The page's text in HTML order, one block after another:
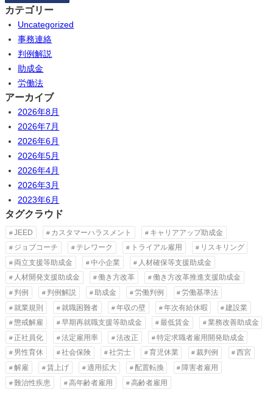
カテゴリー
Uncategorized
事務連絡
判例解説
助成金
労働法
アーカイブ
2026年8月
2026年7月
2026年6月
2026年5月
2026年4月
2026年3月
2023年6月
タグクラウド
JEED カスタマーハラスメント
キャリアアップ助成金
ジョブコーチ
テレワーク トライアル雇用
リスキリング
両立支援等助成金
中小企業
人材確保等支援助成金
人材開発支援助成金
働き方改革
働き方改革推進支援助成金
判例
判例解説 助成金 労働判例
労働基準法
就業規則
就職困難者 年収の壁 年次有給休暇
建設業
懲戒解雇
早期再就職支援等助成金 最低賃金
業務改善助成金
正社員化
法定雇用率 法改正
特定求職者雇用開発助成金
男性育休
社会保険 社労士 育児休業 裁判例
西宮
解雇
賃上げ 適用拡大 配置転換
障害者雇用
難治性疾患
高年齢者雇用 高齢者雇用